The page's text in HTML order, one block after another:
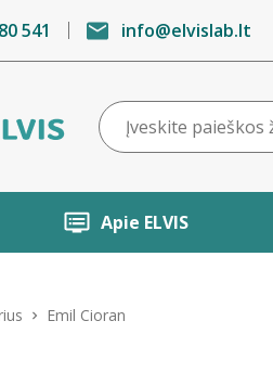
541 info@elvislab.lt
Apie ELVIS
Emil Cioran